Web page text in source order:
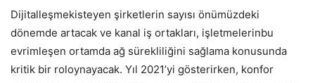
Dijitalleşmekisteyen şirketlerin sayısı önümüzdeki
dönemde artacak ve kanal iş ortakları, işletmelerinbu
evrimleşen ortamda ağ sürekliliğini sağlama konusunda
kritik bir roloynayacak. Yıl 2021’yi gösterirken, konfor